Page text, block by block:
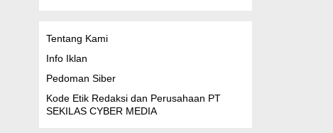
Tentang Kami
Info Iklan
Pedoman Siber
Kode Etik Redaksi dan Perusahaan PT
SEKILAS CYBER MEDIA